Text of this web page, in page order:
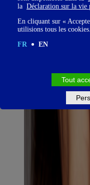
la Déclaration sur la vie
En cliquant sur «
utilisions tous les cookies.
FR
EN
Tout